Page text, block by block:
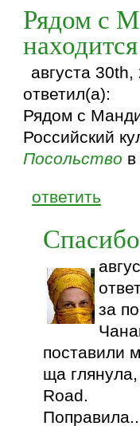
Рядом с
находится
августа
ответил(а):
Рядом с
Российский
Посольство
ответить
за
поставили
ща
Road.